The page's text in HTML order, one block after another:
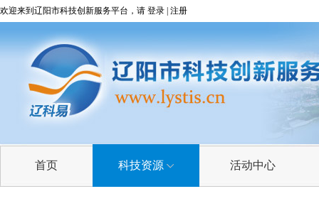
欢迎来到辽阳市科技创新服务平台，请 登录 注册
首页 科技资源 活动中心